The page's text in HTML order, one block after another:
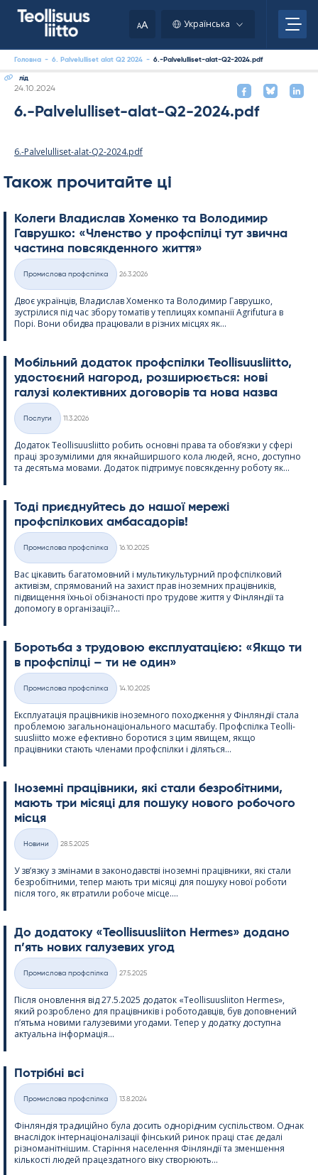
AA Українська
Головна - 6. Palvelulliset alat Q2 2024 - 6.-Palvelulliset-alat-Q2-2024.pdf
лід
Kirjoitettu
24.10.2024
6.-Palvelulliset-alat-Q2-2024.pdf
6.-Palvelulliset-alat-Q2-2024.pdf
Також прочитайте ці
Колеги Владислав Хоменко та Володимир
Гаврушко: «Членство у профспілці тут звична
частина повсякденного життя»
Категорії
Промислова профспілка
26.3.2026
Двоє українців, Владислав Хоменко та Володимир Гаврушко,
зустрілися під час збору томатів у теплицях компанії Agri­fu­tura в
Порі. Вони обидва працювали в різних місцях як...
Мобільний додаток профспілки Teol­li­suus­liitto,
удостоєний нагород, розширюється: нові
галузі колективних договорів та нова назва
Категорії
Послуги
11.3.2026
Додаток Teol­li­suus­liitto робить основні права та обов’язки у сфері
праці зрозумілими для якнайширшого кола людей, ясно, доступно
та десятьма мовами. Додаток підтримує повсякденну роботу як...
Тоді приєднуйтесь до нашої мережі
профспілкових амбасадорів!
Категорії
Промислова профспілка
16.10.2025
Вас цікавить багатомовний і мультикультурний профспілковий
активізм, спрямований на захист прав іноземних працівників,
підвищення їхньої обізнаності про трудове життя у Фінляндії та
допомогу в організації?...
Боротьба з трудовою експлуатацією: «Якщо ти
в профспілці – ти не один»
Категорії
Промислова профспілка
14.10.2025
Експлуатація працівників іноземного походження у Фінляндії стала
проблемою загальнонаціонального масштабу. Профспілка Teol­li­
suus­liitto може ефективно боротися з цим явищем, якщо
працівники стають членами профспілки і діляться...
Іноземні працівники, які стали безробітними,
мають три місяці для пошуку нового робочого
місця
Категорії
Новини
28.5.2025
У зв’язку з змінами в законодавстві іноземні працівники, які стали
безробітними, тепер мають три місяці для пошуку нової роботи
після того, як втратили робоче місце....
До додатоку «Teol­li­suus­lii­ton Her­mes» додано
п’ять нових галузевих угод
Категорії
Промислова профспілка
27.5.2025
Після оновлення від 27.5.2025 додаток «Teol­li­suus­lii­ton Her­mes»,
який розроблено для працівників і роботодавців, був доповнений
п’ятьма новими галузевими угодами. Тепер у додатку доступна
актуальна інформація...
Потрібні всі
Категорії
Промислова профспілка
13.8.2024
Фінляндія традиційно була досить однорідним суспільством. Однак
внаслідок інтернаціоналізації фінський ринок праці стає дедалі
різноманітнішим. Старіння населення Фінляндії та зменшення
кількості людей працездатного віку створюють...